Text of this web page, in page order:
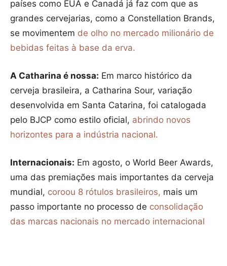
países como EUA e Canadá já faz com que as
grandes cervejarias, como a Constellation Brands,
se movimentem de olho no mercado milionário de
bebidas feitas à base da erva.
A Catharina é nossa: Em marco histórico da
cerveja brasileira, a Catharina Sour, variação
desenvolvida em Santa Catarina, foi catalogada
pelo BJCP como estilo oficial, abrindo novos
horizontes para a indústria nacional.
Internacionais: Em agosto, o World Beer Awards,
uma das premiações mais importantes da cerveja
mundial, coroou 8 rótulos brasileiros, mais um
passo importante no processo de consolidação
das marcas nacionais no mercado internacional